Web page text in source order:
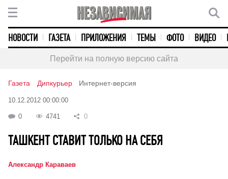
НОВОСТИ ГАЗЕТА ПРИЛОЖЕНИЯ ТЕМЫ ФОТО ВИДЕО
Перейти на полную версию сайта
Газета Дипкурьер Интернет-версия
10.12.2012 00:00:00
0 4741 0
ТАШКЕНТ СТАВИТ ТОЛЬКО НА СЕБЯ
Александр Караваев